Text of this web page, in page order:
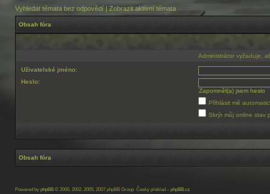
Vyhledat témata bez odpovědí | Zobrazit aktivní témata
Obsah fóra
Administrátor vyžaduje,
Uživatelské jméno:
Heslo:
Zapomněl(a) jsem heslo
Přihlásit mě
Skrýt můj online stav
Obsah fóra
Powered by phpBB © 2000, 2002, 2005, 2007 phpBB Group Český překlad –phpBB.cz